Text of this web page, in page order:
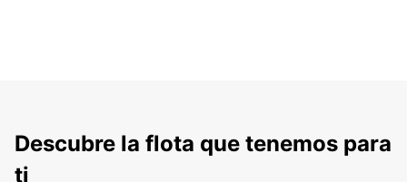
Descubre la flota que tenemos para
ti